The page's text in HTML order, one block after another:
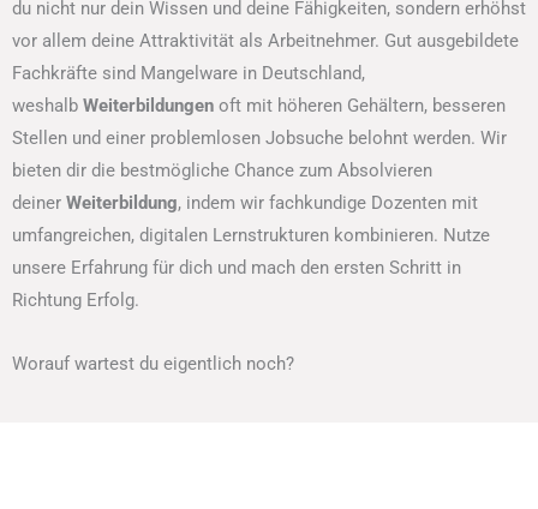
du nicht nur dein Wissen und deine Fähigkeiten, sondern erhöhst
vor allem deine Attraktivität als Arbeitnehmer. Gut ausgebildete
Fachkräfte sind Mangelware in Deutschland,
weshalb Weiterbildungen oft mit höheren Gehältern, besseren
Stellen und einer problemlosen Jobsuche belohnt werden. Wir
bieten dir die bestmögliche Chance zum Absolvieren
deiner Weiterbildung, indem wir fachkundige Dozenten mit
umfangreichen, digitalen Lernstrukturen kombinieren. Nutze
unsere Erfahrung für dich und mach den ersten Schritt in
Richtung Erfolg.
Worauf wartest du eigentlich noch?